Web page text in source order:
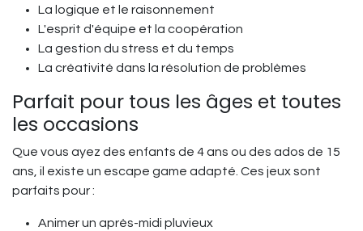
La logique et le raisonnement
L'esprit d'équipe et la coopération
La gestion du stress et du temps
La créativité dans la résolution de problèmes
Parfait pour tous les âges et toutes
les occasions
Que vous ayez des enfants de 4 ans ou des ados de 15
ans, il existe un escape game adapté. Ces jeux sont
parfaits pour :
Animer un après-midi pluvieux